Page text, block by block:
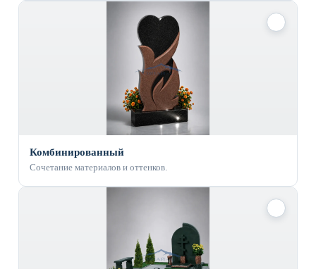
Комбинированный
Сочетание материалов и оттенков.